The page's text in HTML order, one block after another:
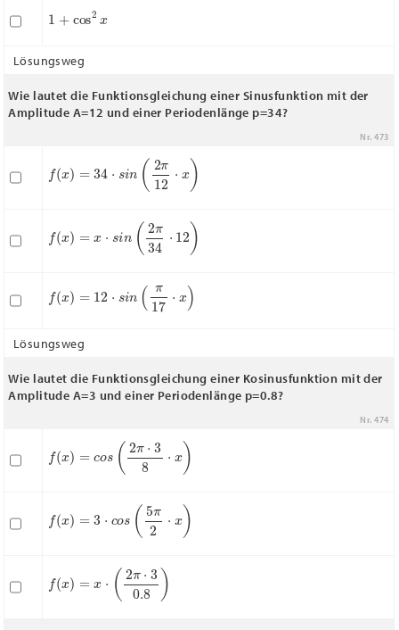
1 2
Lösungsweg
Wie lautet die Funktionsgleichung einer Sinusfunktion mit der
Amplitude A=12 und einer Periodenlänge p=34?
Nr. 473
f(x )= 34⋅ s 2 π12⋅x
f(x )= 2 34⋅12 )
(x )= 12⋅ s π 17 ⋅x
Lösungsweg
Wie lautet die Funktionsgleichung einer Kosinusfunktion mit der
Amplitude A=3 und einer Periodenlänge p=0.8?
Nr. 474
f(x )= π ⋅38 ⋅ x)
f(x )= co π2⋅x)
f(x )= π⋅30.8)